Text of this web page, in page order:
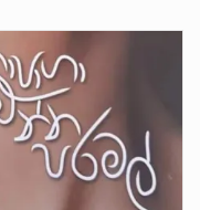
බන්ධනාගාර රැදවියන් 1,021 දෙනෙකු ඉකුත් වසර පහක කාලය තුලදී (2020 ජනවාරි 01 සිට 2025 දෙසැම්බර්…
මහර බන්ධනාගාරයේ අද ඇතිවූ සිද්ධියෙන් තුවාල ලැබූ බව කියන රැඳවියන් ගණන ඉහළ ගොස් තිබේ. ඒ…